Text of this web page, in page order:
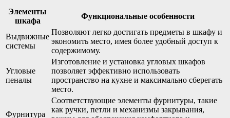
Элементы
шкафа
Функциональные особенности
Выдвижные
системы
Позволяют легко достигать предметы в шкафу и
экономить место, имея более удобный доступ к
содержимому.
Угловые
пеналы
Изготовление и установка угловых шкафов
позволяет эффективно использовать
пространство на кухне и максимально сберегать
место.
Фурнитура
Соответствующие элементы фурнитуры, такие
как ручки, петли и механизмы закрывания,